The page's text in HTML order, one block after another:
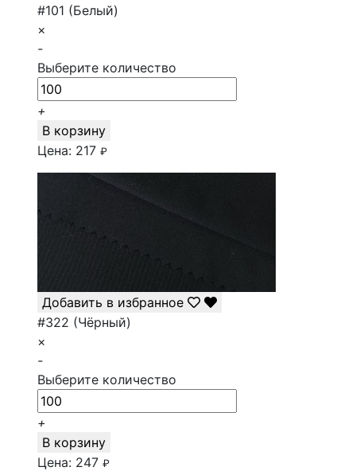
#101 (Белый)
×
-
Выберите количество
+
В корзину
Цена: 217 ₽
Добавить в избранное
#322 (Чёрный)
×
-
Выберите количество
+
В корзину
Цена: 247 ₽